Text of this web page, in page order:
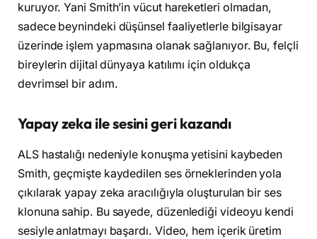
kuruyor. Yani Smith’in vücut hareketleri olmadan,
sadece beynindeki düşünsel faaliyetlerle bilgisayar
üzerinde işlem yapmasına olanak sağlanıyor. Bu, felçli
bireylerin dijital dünyaya katılımı için oldukça
devrimsel bir adım.
Yapay zeka ile sesini geri kazandı
ALS hastalığı nedeniyle konuşma yetisini kaybeden
Smith, geçmişte kaydedilen ses örneklerinden yola
çıkılarak yapay zeka aracılığıyla oluşturulan bir ses
klonuna sahip. Bu sayede, düzenlediği videoyu kendi
sesiyle anlatmayı başardı. Video, hem içerik üretim